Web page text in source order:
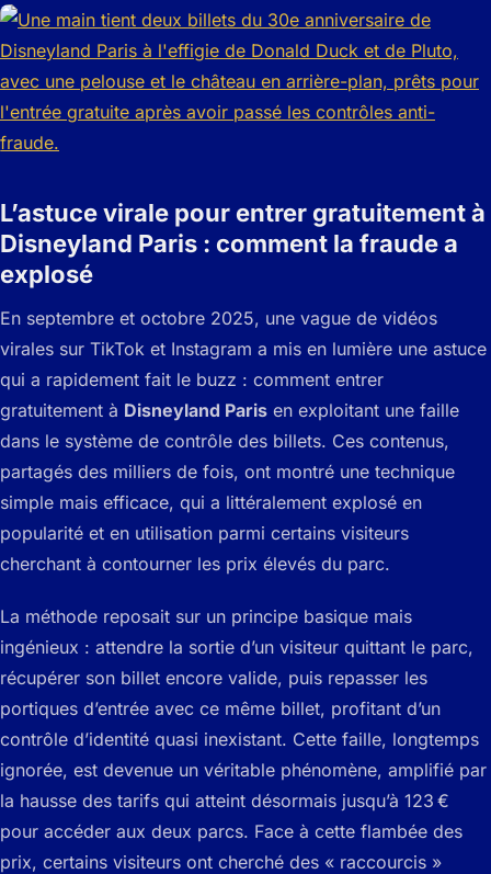
L’astuce virale pour entrer gratuitement à
Disneyland Paris : comment la fraude a
explosé
En septembre et octobre 2025, une vague de vidéos
virales sur TikTok et Instagram a mis en lumière une astuce
qui a rapidement fait le buzz : comment entrer
gratuitement à Disneyland Paris en exploitant une faille
dans le système de contrôle des billets. Ces contenus,
partagés des milliers de fois, ont montré une technique
simple mais efficace, qui a littéralement explosé en
popularité et en utilisation parmi certains visiteurs
cherchant à contourner les prix élevés du parc.
La méthode reposait sur un principe basique mais
ingénieux : attendre la sortie d’un visiteur quittant le parc,
récupérer son billet encore valide, puis repasser les
portiques d’entrée avec ce même billet, profitant d’un
contrôle d’identité quasi inexistant. Cette faille, longtemps
ignorée, est devenue un véritable phénomène, amplifié par
la hausse des tarifs qui atteint désormais jusqu’à 123 €
pour accéder aux deux parcs. Face à cette flambée des
prix, certains visiteurs ont cherché des « raccourcis »